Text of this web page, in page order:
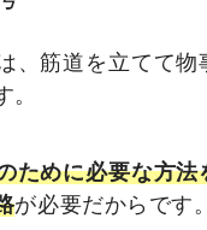
、筋道を立てて物
ために必要な方法
が必要だからです。